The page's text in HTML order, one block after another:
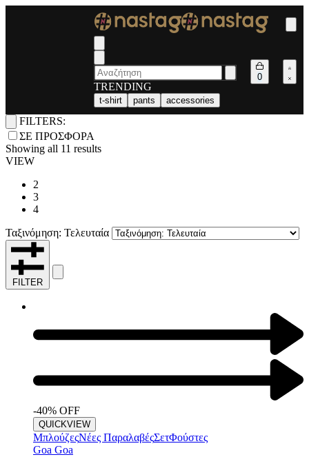
TRENDING
t-shirt pants accessories
0
FILTERS:
ΣΕ ΠΡΟΣΦΟΡΑ
Showing all 11 results
VIEW
2
3
4
Ταξινόμηση: Τελευταία
FILTER
-40% OFF
QUICKVIEW
ΜπλούζεςΝέες ΠαραλαβέςΣετΦούστες
Goa Goa